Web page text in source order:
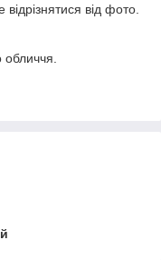
від фото.
обличчя.